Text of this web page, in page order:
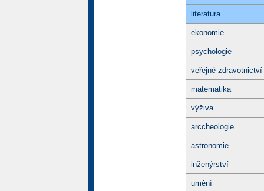
literatura
ekonomie
psychologie
veřejné zdravotnictví
matematika
výživa
arccheologie
astronomie
inženýrství
umění